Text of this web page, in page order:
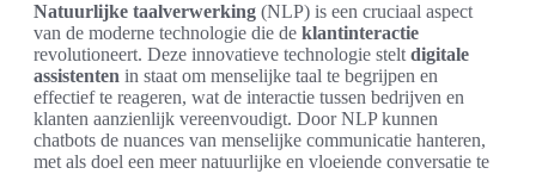
Natuurlijke taalverwerking (NLP) is een cruciaal aspect
van de moderne technologie die de klantinteractie
revolutioneert. Deze innovatieve technologie stelt digitale
assistenten in staat om menselijke taal te begrijpen en
effectief te reageren, wat de interactie tussen bedrijven en
klanten aanzienlijk vereenvoudigt. Door NLP kunnen
chatbots de nuances van menselijke communicatie hanteren,
met als doel een meer natuurlijke en vloeiende conversatie te